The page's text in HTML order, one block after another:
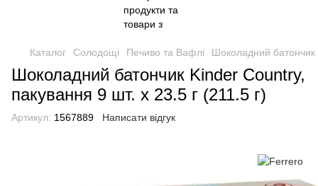
Каталог Солодощі Печиво та Вафлі Шоколадний батончик
Шоколадний батончик Kinder Country,
пакування 9 шт. х 23.5 г (211.5 г)
Артикул: 1567889 Написати відгук